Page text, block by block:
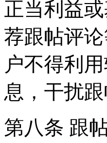
正当利益
荐跟帖评
户不得利
息，干扰
第八条 跟